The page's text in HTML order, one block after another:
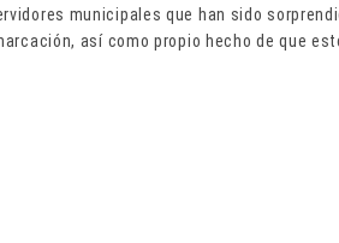
municipales que han sido
así como propio hecho de que